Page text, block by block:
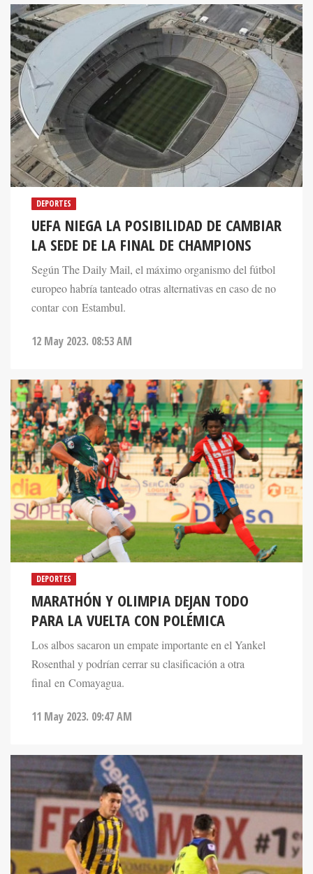
DEPORTES
UEFA NIEGA LA POSIBILIDAD DE CAMBIAR
LA SEDE DE LA FINAL DE CHAMPIONS
Según The Daily Mail, el máximo organismo del fútbol
europeo habría tanteado otras alternativas en caso de no
contar con Estambul.
12 May 2023. 08:53 AM
DEPORTES
MARATHÓN Y OLIMPIA DEJAN TODO
PARA LA VUELTA CON POLÉMICA
Los albos sacaron un empate importante en el Yankel
Rosenthal y podrían cerrar su clasificación a otra
final en Comayagua.
11 May 2023. 09:47 AM